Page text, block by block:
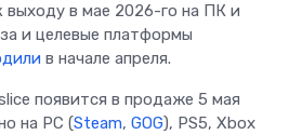
выходу в мае 2026-го на ПК и
и целевые платформы
в начале апреля.
появится в продаже 5 мая
на PC (Steam, GOG), PS5, Xbox